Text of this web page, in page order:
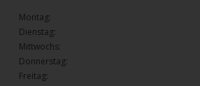
Montag:
Dienstag:
Mittwochs:
Donnerstag:
Freitag: